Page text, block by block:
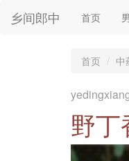
乡间郎中 首页
首页 中
野丁